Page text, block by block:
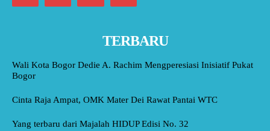
TERBARU
Wali Kota Bogor Dedie A. Rachim Mengperesiasi Inisiatif Pukat
Bogor
Cinta Raja Ampat, OMK Mater Dei Rawat Pantai WTC
Yang terbaru dari Majalah HIDUP Edisi No. 32